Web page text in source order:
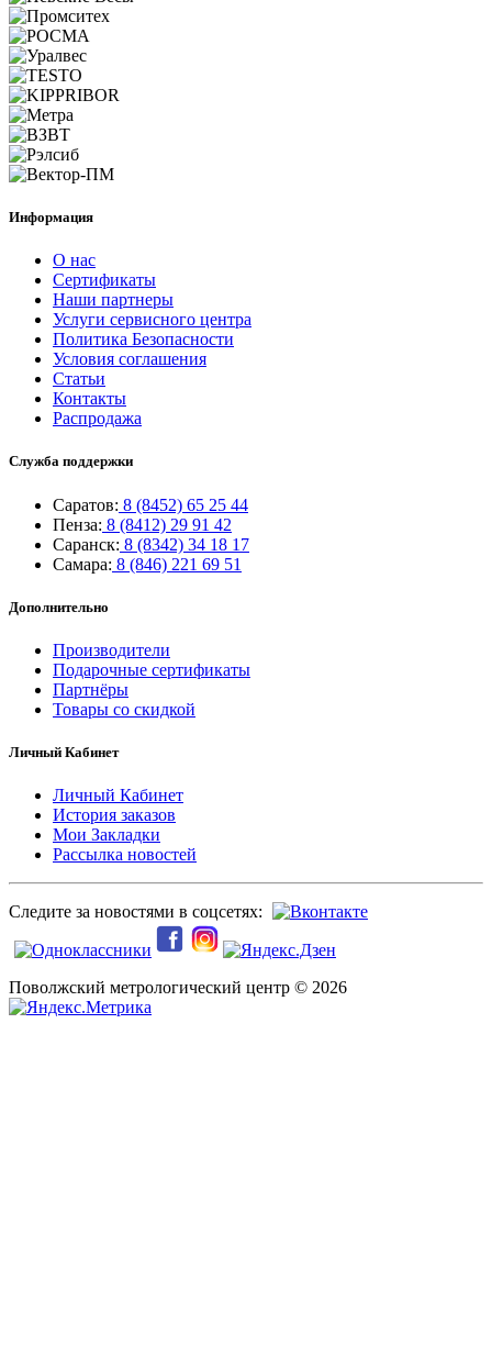
Информация
О нас
Сертификаты
Наши партнеры
Услуги сервисного центра
Политика Безопасности
Условия соглашения
Статьи
Контакты
Распродажа
Служба поддержки
Саратов: 8 (8452) 65 25 44
Пенза: 8 (8412) 29 91 42
Саранск: 8 (8342) 34 18 17
Самара: 8 (846) 221 69 51
Дополнительно
Производители
Подарочные сертификаты
Партнёры
Товары со скидкой
Личный Кабинет
Личный Кабинет
История заказов
Мои Закладки
Рассылка новостей
Следите за новостями в соцсетях:
Поволжский метрологический центр © 2026